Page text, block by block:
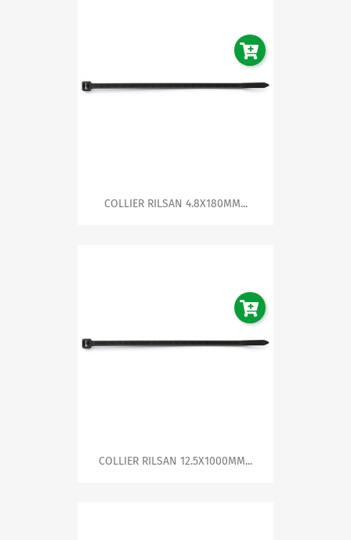
COLLIER RILSAN 4.8X180MM...
COLLIER RILSAN 12.5X1000MM...